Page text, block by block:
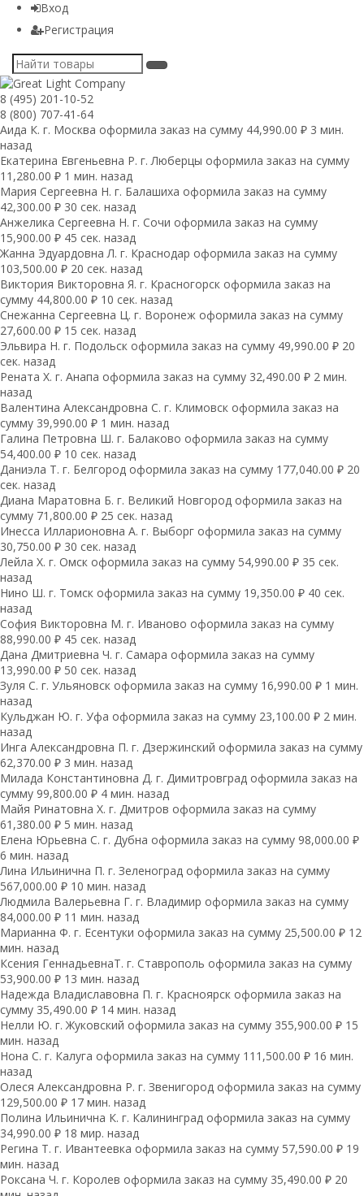
Вход
Регистрация
8 (495) 201-10-52
8 (800) 707-41-64
Аида К. г. Москва оформила заказ на сумму 44,990.00 ₽ 3 мин.
назад
Екатерина Евгеньевна Р. г. Люберцы оформила заказ на сумму
11,280.00 ₽ 1 мин. назад
Мария Сергеевна H. г. Балашиха оформила заказ на сумму
42,300.00 ₽ 30 сек. назад
Анжелика Сергеевна Н. г. Сочи оформила заказ на сумму
15,900.00 ₽ 45 сек. назад
Жанна Эдуардовна Л. г. Краснодар оформила заказ на сумму
103,500.00 ₽ 20 сек. назад
Виктория Викторовна Я. г. Красногорск оформила заказ на
сумму 44,800.00 ₽ 10 сек. назад
Снежанна Сергеевна Ц. г. Воронеж оформила заказ на сумму
27,600.00 ₽ 15 сек. назад
Эльвира Н. г. Подольск оформила заказ на сумму 49,990.00 ₽ 20
сек. назад
Рената Х. г. Анапа оформила заказ на сумму 32,490.00 ₽ 2 мин.
назад
Валентина Александровна С. г. Климовск оформила заказ на
сумму 39,990.00 ₽ 1 мин. назад
Галина Петровна Ш. г. Балаково оформила заказ на сумму
54,400.00 ₽ 10 сек. назад
Даниэла Т. г. Белгород оформила заказ на сумму 177,040.00 ₽ 20
сек. назад
Диана Маратовна Б. г. Великий Новгород оформила заказ на
сумму 71,800.00 ₽ 25 сек. назад
Инесса Илларионовна А. г. Выборг оформила заказ на сумму
30,750.00 ₽ 30 сек. назад
Лейла Х. г. Омск оформила заказ на сумму 54,990.00 ₽ 35 сек.
назад
Нино Ш. г. Томск оформила заказ на сумму 19,350.00 ₽ 40 сек.
назад
София Викторовна М. г. Иваново оформила заказ на сумму
88,990.00 ₽ 45 сек. назад
Дана Дмитриевна Ч. г. Самара оформила заказ на сумму
13,990.00 ₽ 50 сек. назад
Зуля С. г. Ульяновск оформила заказ на сумму 16,990.00 ₽ 1 мин.
назад
Кульджан Ю. г. Уфа оформила заказ на сумму 23,100.00 ₽ 2 мин.
назад
Инга Александровна П. г. Дзержинский оформила заказ на сумму
62,370.00 ₽ 3 мин. назад
Милада Константиновна Д. г. Димитровград оформила заказ на
сумму 99,800.00 ₽ 4 мин. назад
Майя Ринатовна Х. г. Дмитров оформила заказ на сумму
61,380.00 ₽ 5 мин. назад
Елена Юрьевна С. г. Дубна оформила заказ на сумму 98,000.00 ₽
6 мин. назад
Лина Ильинична П. г. Зеленоград оформила заказ на сумму
567,000.00 ₽ 10 мин. назад
Людмила Валерьевна Г. г. Владимир оформила заказ на сумму
84,000.00 ₽ 11 мин. назад
Марианна Ф. г. Есентуки оформила заказ на сумму 25,500.00 ₽ 12
мин. назад
Ксения ГеннадьевнаТ. г. Ставрополь оформила заказ на сумму
53,900.00 ₽ 13 мин. назад
Надежда Владиславовна П. г. Красноярск оформила заказ на
сумму 35,490.00 ₽ 14 мин. назад
Нелли Ю. г. Жуковский оформила заказ на сумму 355,900.00 ₽ 15
мин. назад
Нона С. г. Калуга оформила заказ на сумму 111,500.00 ₽ 16 мин.
назад
Олеся Александровна Р. г. Звенигород оформила заказ на сумму
129,500.00 ₽ 17 мин. назад
Полина Ильинична К. г. Калининград оформила заказ на сумму
34,990.00 ₽ 18 мир. назад
Регина Т. г. Ивантеевка оформила заказ на сумму 57,590.00 ₽ 19
мин. назад
Роксана Ч. г. Королев оформила заказ на сумму 35,490.00 ₽ 20